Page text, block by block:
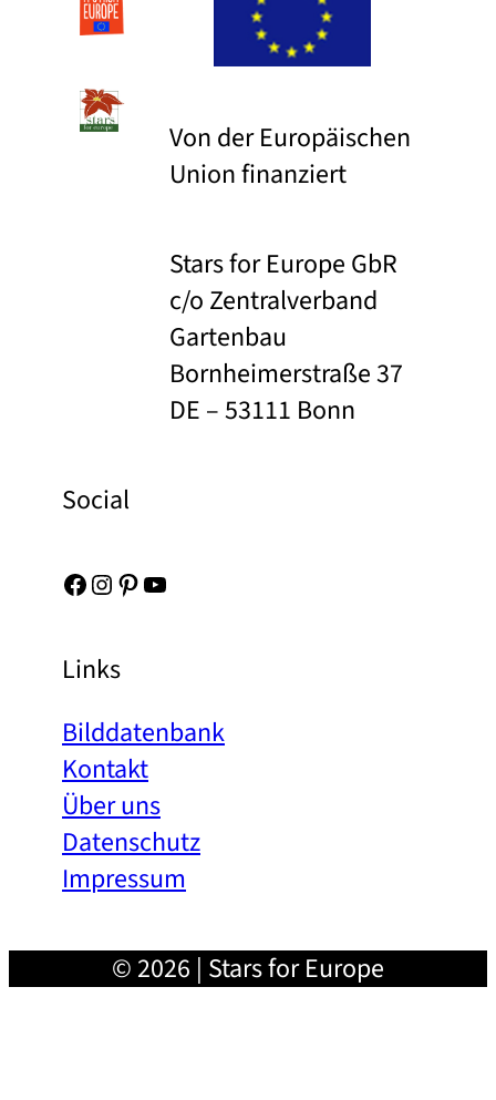
Von der Europäischen
Union finanziert
Stars for Europe GbR
c/o Zentralverband
Gartenbau
Bornheimerstraße 37
DE – 53111 Bonn
Social
Facebook Instagram Pinterest YouTube
Links
Bilddatenbank
Kontakt
Über uns
Datenschutz
Impressum
© 2026 | Stars for Europe